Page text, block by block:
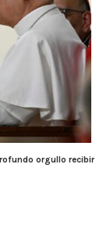
orgullo recibir